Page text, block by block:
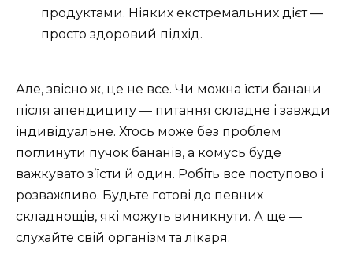
продуктами. Ніяких екстремальних дієт —
просто здоровий підхід.
Але, звісно ж, це не все. Чи можна їсти банани
після апендициту — питання складне і завжди
індивідуальне. Хтось може без проблем
поглинути пучок бананів, а комусь буде
важкувато з’їсти й один. Робіть все поступово і
розважливо. Будьте готові до певних
складнощів, які можуть виникнути. А ще —
слухайте свій організм та лікаря.